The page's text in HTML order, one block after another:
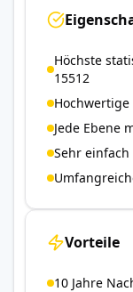
Höchste
15512
Jede Ebene
Sehr
Vorteile
10 Jahre